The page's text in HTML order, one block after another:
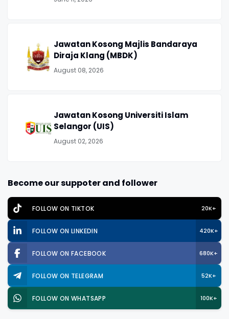
Jawatan Kosong Majlis Bandaraya
Diraja Klang (MBDK)
August 08, 2026
Jawatan Kosong Universiti Islam
Selangor (UIS)
August 02, 2026
Become our suppoter and follower
FOLLOW ON TIKTOK 20K+
FOLLOW ON LINKEDIN 420K+
FOLLOW ON FACEBOOK 680K+
FOLLOW ON TELEGRAM 52K+
FOLLOW ON WHATSAPP 100K+